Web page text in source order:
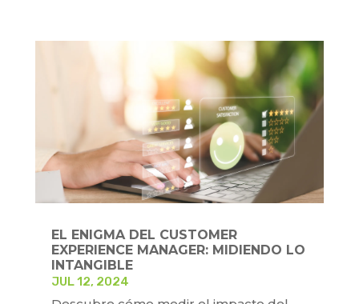
EL ENIGMA DEL CUSTOMER
EXPERIENCE MANAGER: MIDIENDO LO
INTANGIBLE
JUL 12, 2024